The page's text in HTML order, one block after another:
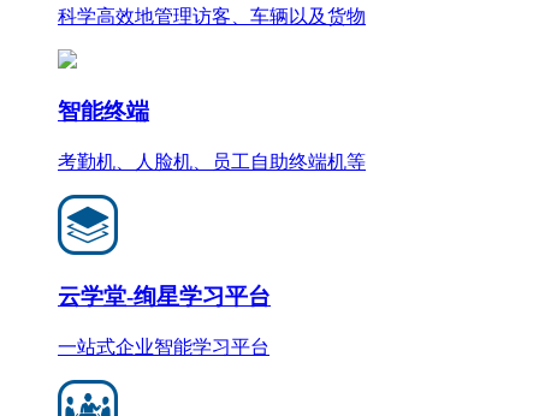
科学高效地管理访客、车辆以及货物
智能终端
考勤机、人脸机、员工自助终端机等
云学堂-绚星学习平台
一站式企业智能学习平台